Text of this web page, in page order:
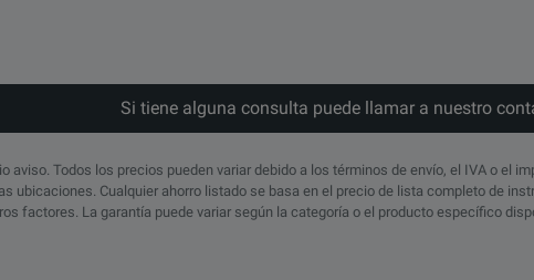
Si tiene alguna consulta puede llamar a nuestro
Todos los precios pueden variar debido a los términos de envío, el IVA o el
ubicaciones. Cualquier ahorro listado se basa en el precio de lista completo de
factores. La garantía puede variar según la categoría o el producto específico